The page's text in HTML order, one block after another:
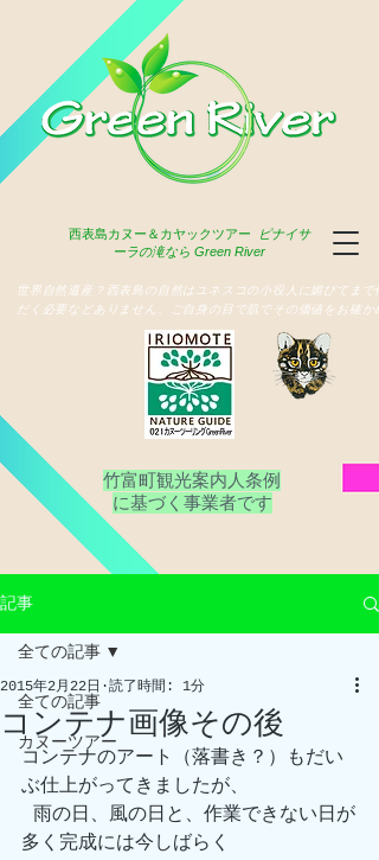
西表島カヌー＆カヤックツアー
ピナイサ
ーラの滝なら Green River
竹富町観光案内人条例
​に基づく事業者です
世界自然遺産？西表島の自然はユネスコの小役人に媚びてまで
だく必要などありません、ご自身の目で肌でその価値をお確か
記事
全ての記事
カヌーツアー
全ての記事
コンテナ画像その後
2015年2月22日 読了時間: 1分
コンテナのアート（落書き？）もだい
ぶ仕上がってきましたが、
多く完成には今しばらく